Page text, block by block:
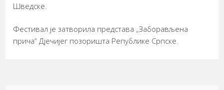
Шведске.
Фестивал је затворила представа „Заборављена
прича“ Дјечијег позоришта Републике Српске.